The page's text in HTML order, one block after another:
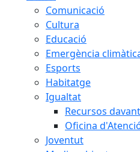
Comunicació
Cultura
Educació
Emergència
Esports
Habitatge
Igualtat
Recursos
Oficina
Joventut